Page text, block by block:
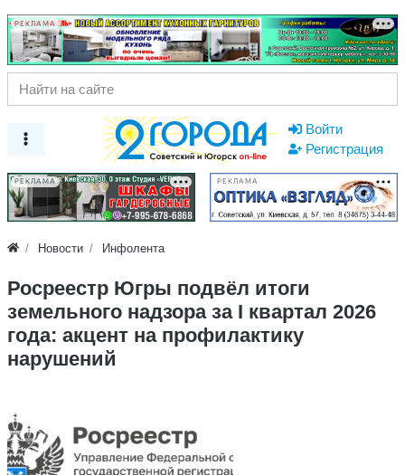
РЕКЛАМА
Войти
Регистрация
РЕКЛАМА РЕКЛАМА
Новости Инфолента
Росреестр Югры подвёл итоги
земельного надзора за I квартал 2026
года: акцент на профилактику
нарушений